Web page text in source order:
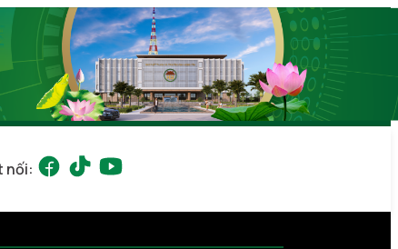
nối: